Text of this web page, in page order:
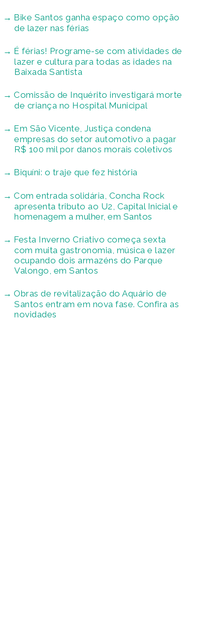
Bike Santos ganha espaço como opção
de lazer nas férias
É férias! Programe-se com atividades de
lazer e cultura para todas as idades na
Baixada Santista
Comissão de Inquérito investigará morte
de criança no Hospital Municipal
Em São Vicente, Justiça condena
empresas do setor automotivo a pagar
R$ 100 mil por danos morais coletivos
Biquíni: o traje que fez história
Com entrada solidária, Concha Rock
apresenta tributo ao U2, Capital Inicial e
homenagem a mulher, em Santos
Festa Inverno Criativo começa sexta
com muita gastronomia, música e lazer
ocupando dois armazéns do Parque
Valongo, em Santos
Obras de revitalização do Aquário de
Santos entram em nova fase. Confira as
novidades